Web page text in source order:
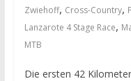
Zwiehoff, Cross-Country,
Lanzarote 4 Stage Race,
MTB
Die ersten 42